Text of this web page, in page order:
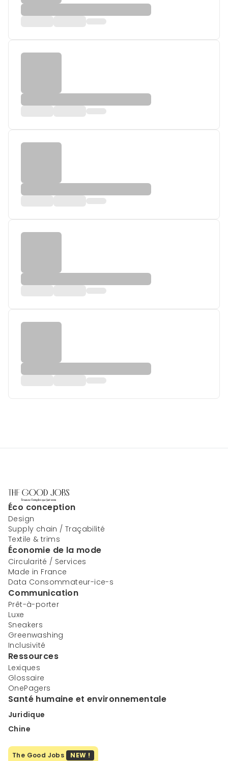
Éco conception
Design
Supply chain / Traçabilité
Textile & trims
Économie de la mode
Circularité / Services
Made in France
Data Consommateur-ice-s
Communication
Prêt-à-porter
Luxe
Sneakers
Greenwashing
Inclusivité
Ressources
Lexiques
Glossaire
OnePagers
Santé humaine et environnementale
Juridique
Chine
The Good Jobs NEW !